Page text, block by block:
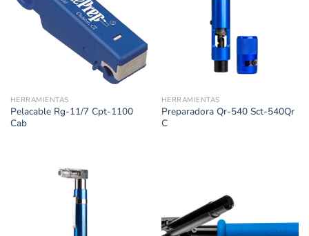
HERRAMIENTAS
Pelacable Rg-11/7 Cpt-1100
Cab
HERRAMIENTAS
Preparadora Qr-540 Sct-540Qr
C